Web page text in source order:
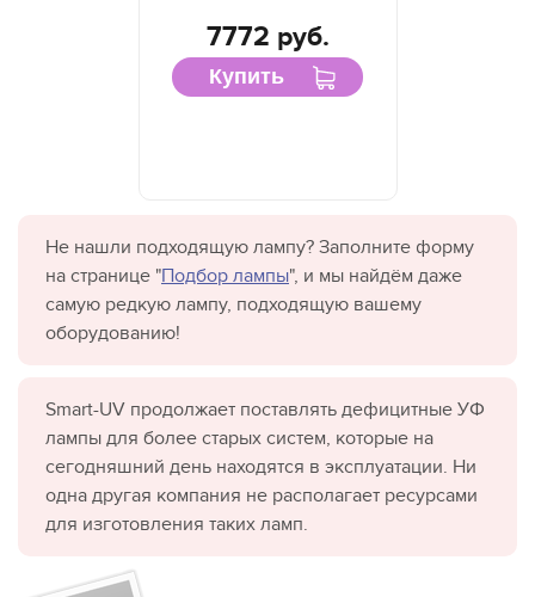
7772 руб.
Купить
Не нашли подходящую лампу? Заполните форму
на странице "Подбор лампы", и мы найдём даже
самую редкую лампу, подходящую вашему
оборудованию!
Smart-UV продолжает поставлять дефицитные УФ
лампы для более старых систем, которые на
сегодняшний день находятся в эксплуатации. Ни
одна другая компания не располагает ресурсами
для изготовления таких ламп.